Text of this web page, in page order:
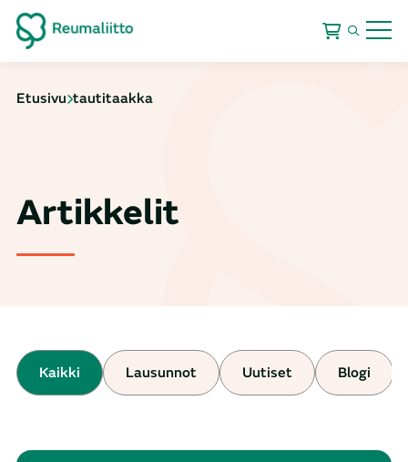
Etusivu tautitaakka
Artikkelit
Kaikki Lausunnot Uutiset Blogi
Tulokset päivitetty. Tuloksia: 365